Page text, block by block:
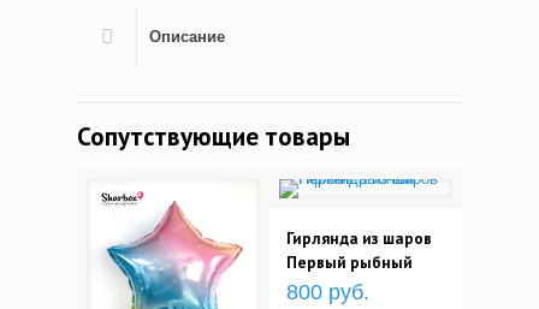
Описание
Сопутствующие товары
Гирлянда из шаров
Первый рыбный
800 руб.